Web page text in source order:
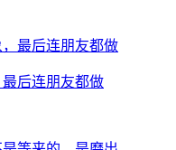
后连朋友都做